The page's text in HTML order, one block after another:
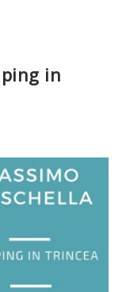
in